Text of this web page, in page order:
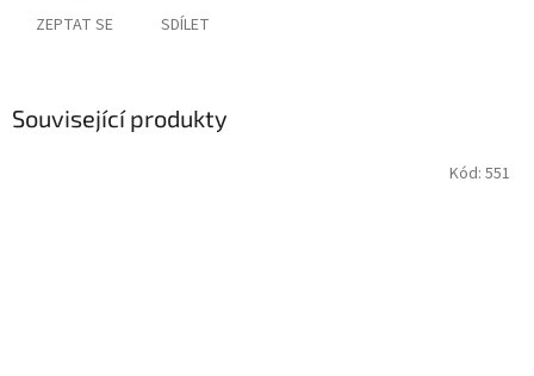
ZEPTAT SE SDÍLET
Související produkty
Kód: 551